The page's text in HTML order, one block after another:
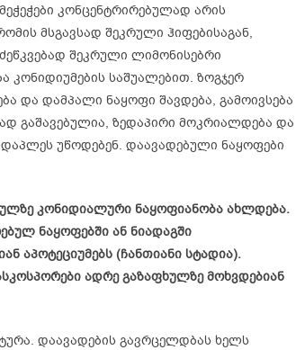
კონცენტრირებულად არის
მსგავსად შეკრული ჰიფებისაგან,
შეკრული ლიმონისებრი
კონიდიუმების საშუალებით. ზოგჯერ
და დამპალი ნაყოფი შავდება, გამოივსება
გაშავებულია, ზედაპირი მოკრიალდება და
უწოდებენ. დაავადებული ნაყოფები
კონიდიალური ნაყოფიანობა ახლდება.
ნაყოფებში ან ნიადაგში
აპოტეციუმებს (ჩანთიანი სტადია).
ადრე გაზაფხულზე მოხვდებიან
დაავადების გავრცელდბას ხელს